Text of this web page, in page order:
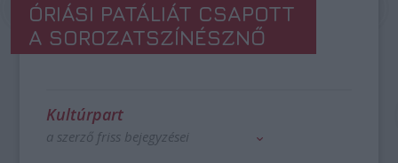
ÓRIÁSI PATÁLIÁT CSAPOTT
A SOROZATSZÍNÉSZNŐ
Kultúrpart
a szerző friss bejegyzései